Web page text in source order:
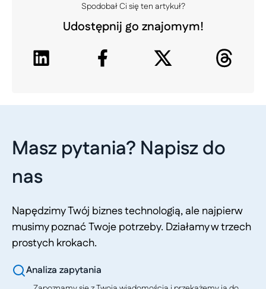
Spodobał Ci się ten artykuł?
Udostępnij go znajomym!
Masz pytania? Napisz do
nas
Napędzimy Twój biznes technologią, ale najpierw
musimy poznać Twoje potrzeby. Działamy w trzech
prostych krokach.
Analiza zapytania